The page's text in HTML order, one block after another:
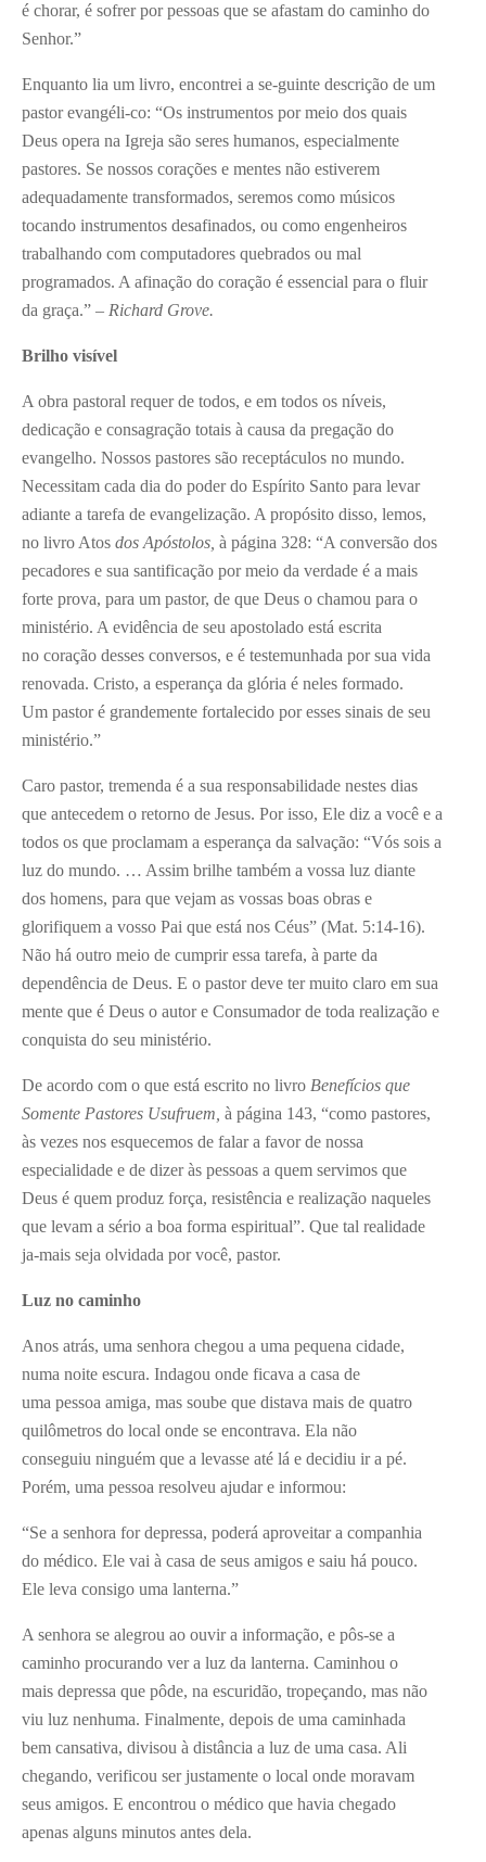
é chorar, é sofrer por pessoas que se afastam do caminho do
Senhor.”
Enquanto lia um livro, encontrei a se-guinte descrição de um
pastor evangéli-co: “Os instrumentos por meio dos quais
Deus opera na Igreja são seres humanos, especialmente
pastores. Se nossos corações e mentes não estiverem
adequadamente transformados, seremos como músicos
tocando instrumentos desafinados, ou como engenheiros
trabalhando com computadores quebrados ou mal
programados. A afinação do coração é essencial para o fluir
da graça.” – Richard Grove.
Brilho visível
A obra pastoral requer de todos, e em todos os níveis,
dedicação e consagração totais à causa da pregação do
evangelho. Nossos pastores são receptáculos no mundo.
Necessitam cada dia do poder do Espírito Santo para levar
adiante a tarefa de evangelização. A propósito disso, lemos,
no livro Atos dos Apóstolos, à página 328: “A conversão dos
pecadores e sua santificação por meio da verdade é a mais
forte prova, para um pastor, de que Deus o chamou para o
ministério. A evidência de seu apostolado está escrita
no coração desses conversos, e é testemunhada por sua vida
renovada. Cristo, a esperança da glória é neles formado.
Um pastor é grandemente fortalecido por esses sinais de seu
ministério.”
Caro pastor, tremenda é a sua responsabilidade nestes dias
que antecedem o retorno de Jesus. Por isso, Ele diz a você e a
todos os que proclamam a esperança da salvação: “Vós sois a
luz do mundo. … Assim brilhe também a vossa luz diante
dos homens, para que vejam as vossas boas obras e
glorifiquem a vosso Pai que está nos Céus” (Mat. 5:14-16).
Não há outro meio de cumprir essa tarefa, à parte da
dependência de Deus. E o pastor deve ter muito claro em sua
mente que é Deus o autor e Consumador de toda realização e
conquista do seu ministério.
De acordo com o que está escrito no livro Benefícios que
Somente Pastores Usufruem, à página 143, “como pastores,
às vezes nos esquecemos de falar a favor de nossa
especialidade e de dizer às pessoas a quem servimos que
Deus é quem produz força, resistência e realização naqueles
que levam a sério a boa forma espiritual”. Que tal realidade
ja-mais seja olvidada por você, pastor.
Luz no caminho
Anos atrás, uma senhora chegou a uma pequena cidade,
numa noite escura. Indagou onde ficava a casa de
uma pessoa amiga, mas soube que distava mais de quatro
quilômetros do local onde se encontrava. Ela não
conseguiu ninguém que a levasse até lá e decidiu ir a pé.
Porém, uma pessoa resolveu ajudar e informou:
“Se a senhora for depressa, poderá aproveitar a companhia
do médico. Ele vai à casa de seus amigos e saiu há pouco.
Ele leva consigo uma lanterna.”
A senhora se alegrou ao ouvir a informação, e pôs-se a
caminho procurando ver a luz da lanterna. Caminhou o
mais depressa que pôde, na escuridão, tropeçando, mas não
viu luz nenhuma. Finalmente, depois de uma caminhada
bem cansativa, divisou à distância a luz de uma casa. Ali
chegando, verificou ser justamente o local onde moravam
seus amigos. E encontrou o médico que havia chegado
apenas alguns minutos antes dela.